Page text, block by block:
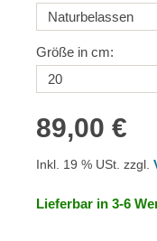
Größe in cm:
89,00 €
Inkl. 19 % USt. zzgl.
Lieferbar in 3-6